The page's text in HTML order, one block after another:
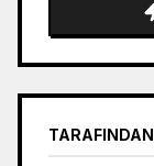
TARAFINDAN